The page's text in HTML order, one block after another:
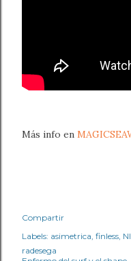
Más info en
Compartir
Labels: asimetrica finless
radesega